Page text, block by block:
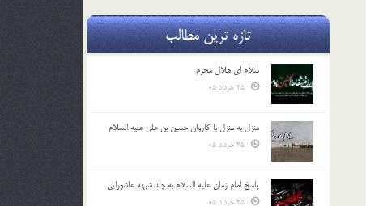
تازه ترین مطالب
سلام ای هلال محرم
منزل به منزل با کاروان حسین بن علی علیه السلام
پاسخ امام زمان علیه السلام به چند شبهه عاشورایی